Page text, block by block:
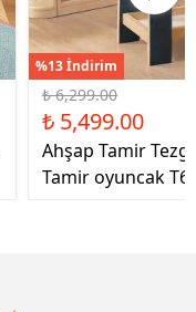
%13 İndirim
₺ 6,299.00
₺ 5,499.00
Ahşap Tamir
Tamir oyuncak